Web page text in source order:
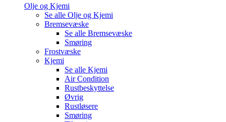
Olje og Kjemi
Se alle Olje og Kjemi
Bremsevæske
Se alle Bremsevæske
Smøring
Frostvæske
Kjemi
Se alle Kjemi
Air Condition
Rustbeskyttelse
Øvrig
Rustløsere
Smøring